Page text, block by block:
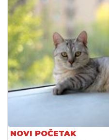
NOVI POČETAK